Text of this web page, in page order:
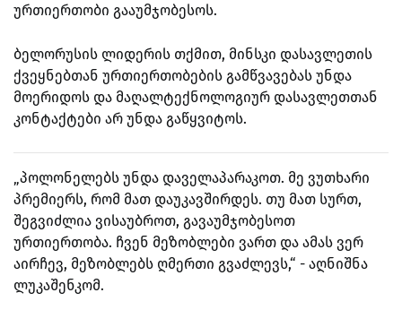
ურთიერთობი გააუმჯობესოს.
ბელორუსის ლიდერის თქმით, მინსკი დასავლეთის
ქვეყნებთან ურთიერთობების გამწვავებას უნდა
მოერიდოს და მაღალტექნოლოგიურ დასავლეთთან
კონტაქტები არ უნდა გაწყვიტოს.
„პოლონელებს უნდა დაველაპარაკოთ. მე ვუთხარი
პრემიერს, რომ მათ დაუკავშირდეს. თუ მათ სურთ,
შეგვიძლია ვისაუბროთ, გავაუმჯობესოთ
ურთიერთობა. ჩვენ მეზობლები ვართ და ამას ვერ
აირჩევ, მეზობლებს ღმერთი გვაძლევს,“ - აღნიშნა
ლუკაშენკომ.